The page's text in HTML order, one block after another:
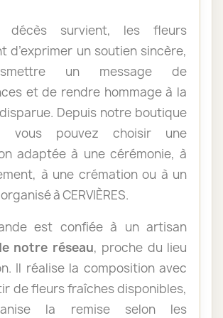
décès survient, les fleurs
d’exprimer un soutien sincère,
un message de
et de rendre hommage à la
Depuis notre boutique
vous pouvez choisir une
adaptée à une cérémonie, à
à une crémation ou à un
à CERVIÈRES.
est confiée à un artisan
notre réseau, proche du lieu
Il réalise la composition avec
de fleurs fraîches disponibles,
la remise selon les